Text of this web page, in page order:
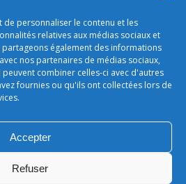
de personnaliser le contenu et les
relatives aux médias sociaux et
également des informations
nos partenaires de médias sociaux,
combiner celles-ci avec d'autres
fournies ou qu'ils ont collectées lors de
Accepter
Refuser
selfie raid des alizées